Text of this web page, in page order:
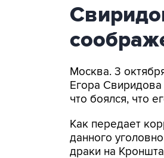
Москва. 3
Егора Свиридова
что боялся, что
Как передает
данного
драки на